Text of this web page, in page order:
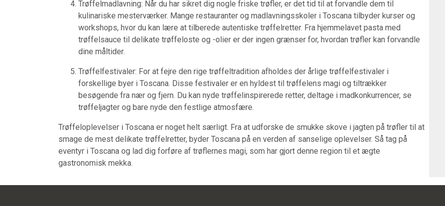
Trøffelmadlavning: Når du har sikret dig nogle friske trøfler, er det tid til at forvandle dem til
kulinariske mesterværker. Mange restauranter og madlavningsskoler i Toscana tilbyder kurser og
workshops, hvor du kan lære at tilberede autentiske trøffelretter. Fra hjemmelavet pasta med
trøffelsauce til delikate trøffeloste og -olier er der ingen grænser for, hvordan trøfler kan forvandle
dine måltider.
Trøffelfestivaler: For at fejre den rige trøffeltradition afholdes der årlige trøffelfestivaler i
forskellige byer i Toscana. Disse festivaler er en hyldest til trøffelens magi og tiltrækker
besøgende fra nær og fjern. Du kan nyde trøffelinspirerede retter, deltage i madkonkurrencer, se
trøffeljagter og bare nyde den festlige atmosfære.
Trøffeloplevelser i Toscana er noget helt særligt. Fra at udforske de smukke skove i jagten på trøfler til at
smage de mest delikate trøffelretter, byder Toscana på en verden af sanselige oplevelser. Så tag på
eventyr i Toscana og lad dig forføre af trøflernes magi, som har gjort denne region til et ægte
gastronomisk mekka.